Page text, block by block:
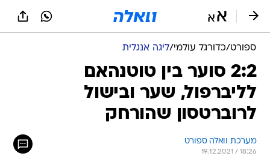
ספורט/כדורגל עולמי/ליגה אנגלית
2:2 סוער בין טוטנהאם
לליברפול, שער ובישול
לרוברטסון שהורחק
מערכת וואלה ספורט
19.12.2021 / 18:26